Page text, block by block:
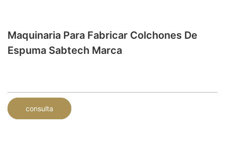
Maquinaria Para Fabricar Colchones De
Espuma Sabtech Marca
consulta